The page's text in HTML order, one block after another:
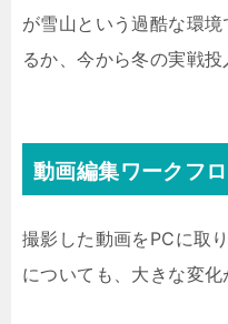
が雪山という過酷な環
るか、今から冬の実戦投
動画編集ワークフ
撮影した動画をPCに取
についても、大きな変化